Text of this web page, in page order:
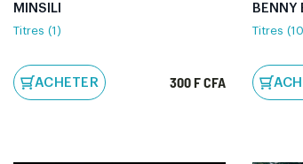
MINSILI
Titres (1)
ACHETER 300 F CFA
BENNY
Titres